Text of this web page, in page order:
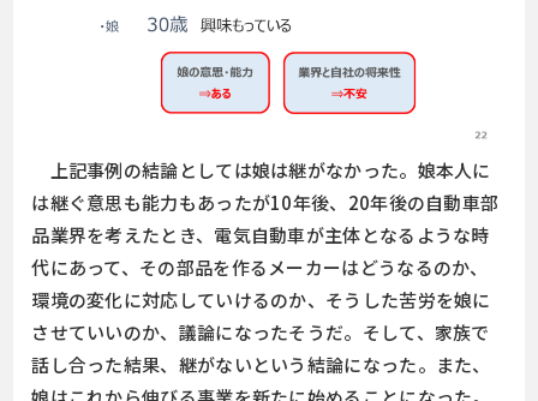
上記事例の結論としては娘は継がなかった。娘本人に
は継ぐ意思も能力もあったが10年後、20年後の自動車部
品業界を考えたとき、電気自動車が主体となるような時
代にあって、その部品を作るメーカーはどうなるのか、
環境の変化に対応していけるのか、そうした苦労を娘に
させていいのか、議論になったそうだ。そして、家族で
話し合った結果、継がないという結論になった。また、